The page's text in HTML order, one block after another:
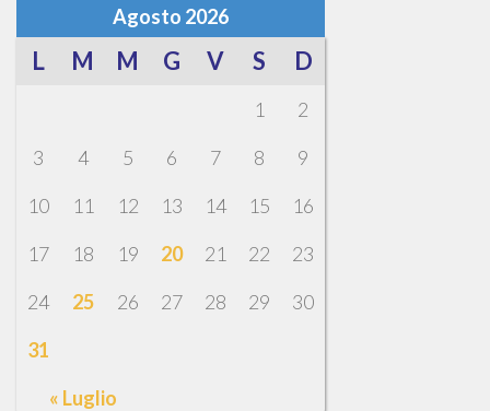
Agosto 2026
L M M G V S D
« Luglio
1
2
3
4 5 6 7 8
9
10
11 12 13 14 15
16
17
18 19 20 21 22
23
24
25 26 27 28 29
30
31